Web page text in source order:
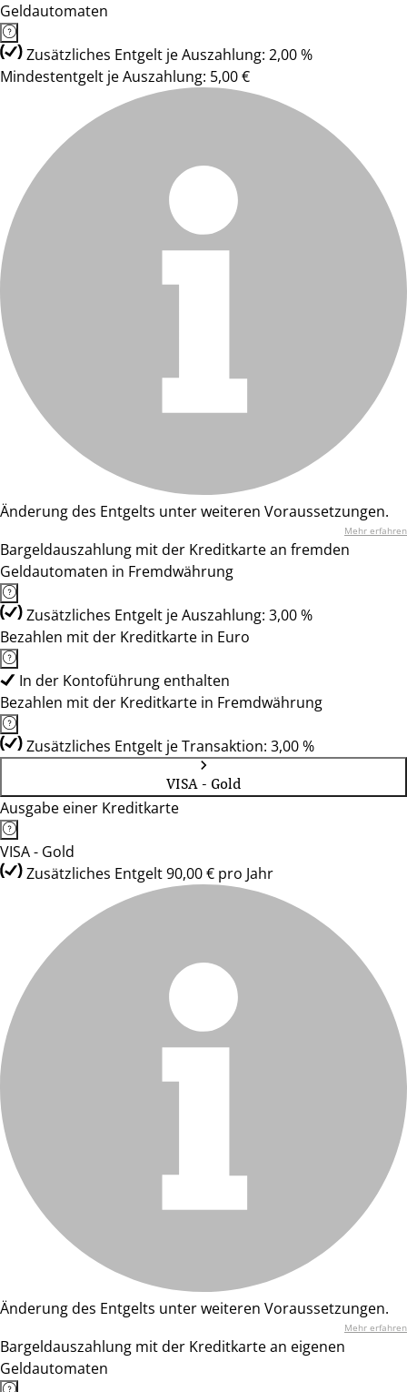
Geldautomaten
Zusätzliches Entgelt je Auszahlung: 2,00 %
Mindestentgelt je Auszahlung: 5,00 €
Änderung des Entgelts unter weiteren Voraussetzungen.
Mehr erfahren
Bargeldauszahlung mit der Kreditkarte an fremden
Geldautomaten in Fremdwährung
Zusätzliches Entgelt je Auszahlung: 3,00 %
Bezahlen mit der Kreditkarte in Euro
In der Kontoführung enthalten
Bezahlen mit der Kreditkarte in Fremdwährung
Zusätzliches Entgelt je Transaktion: 3,00 %
VISA - Gold
Ausgabe einer Kreditkarte
VISA - Gold
Zusätzliches Entgelt 90,00 € pro Jahr
Änderung des Entgelts unter weiteren Voraussetzungen.
Mehr erfahren
Bargeldauszahlung mit der Kreditkarte an eigenen
Geldautomaten